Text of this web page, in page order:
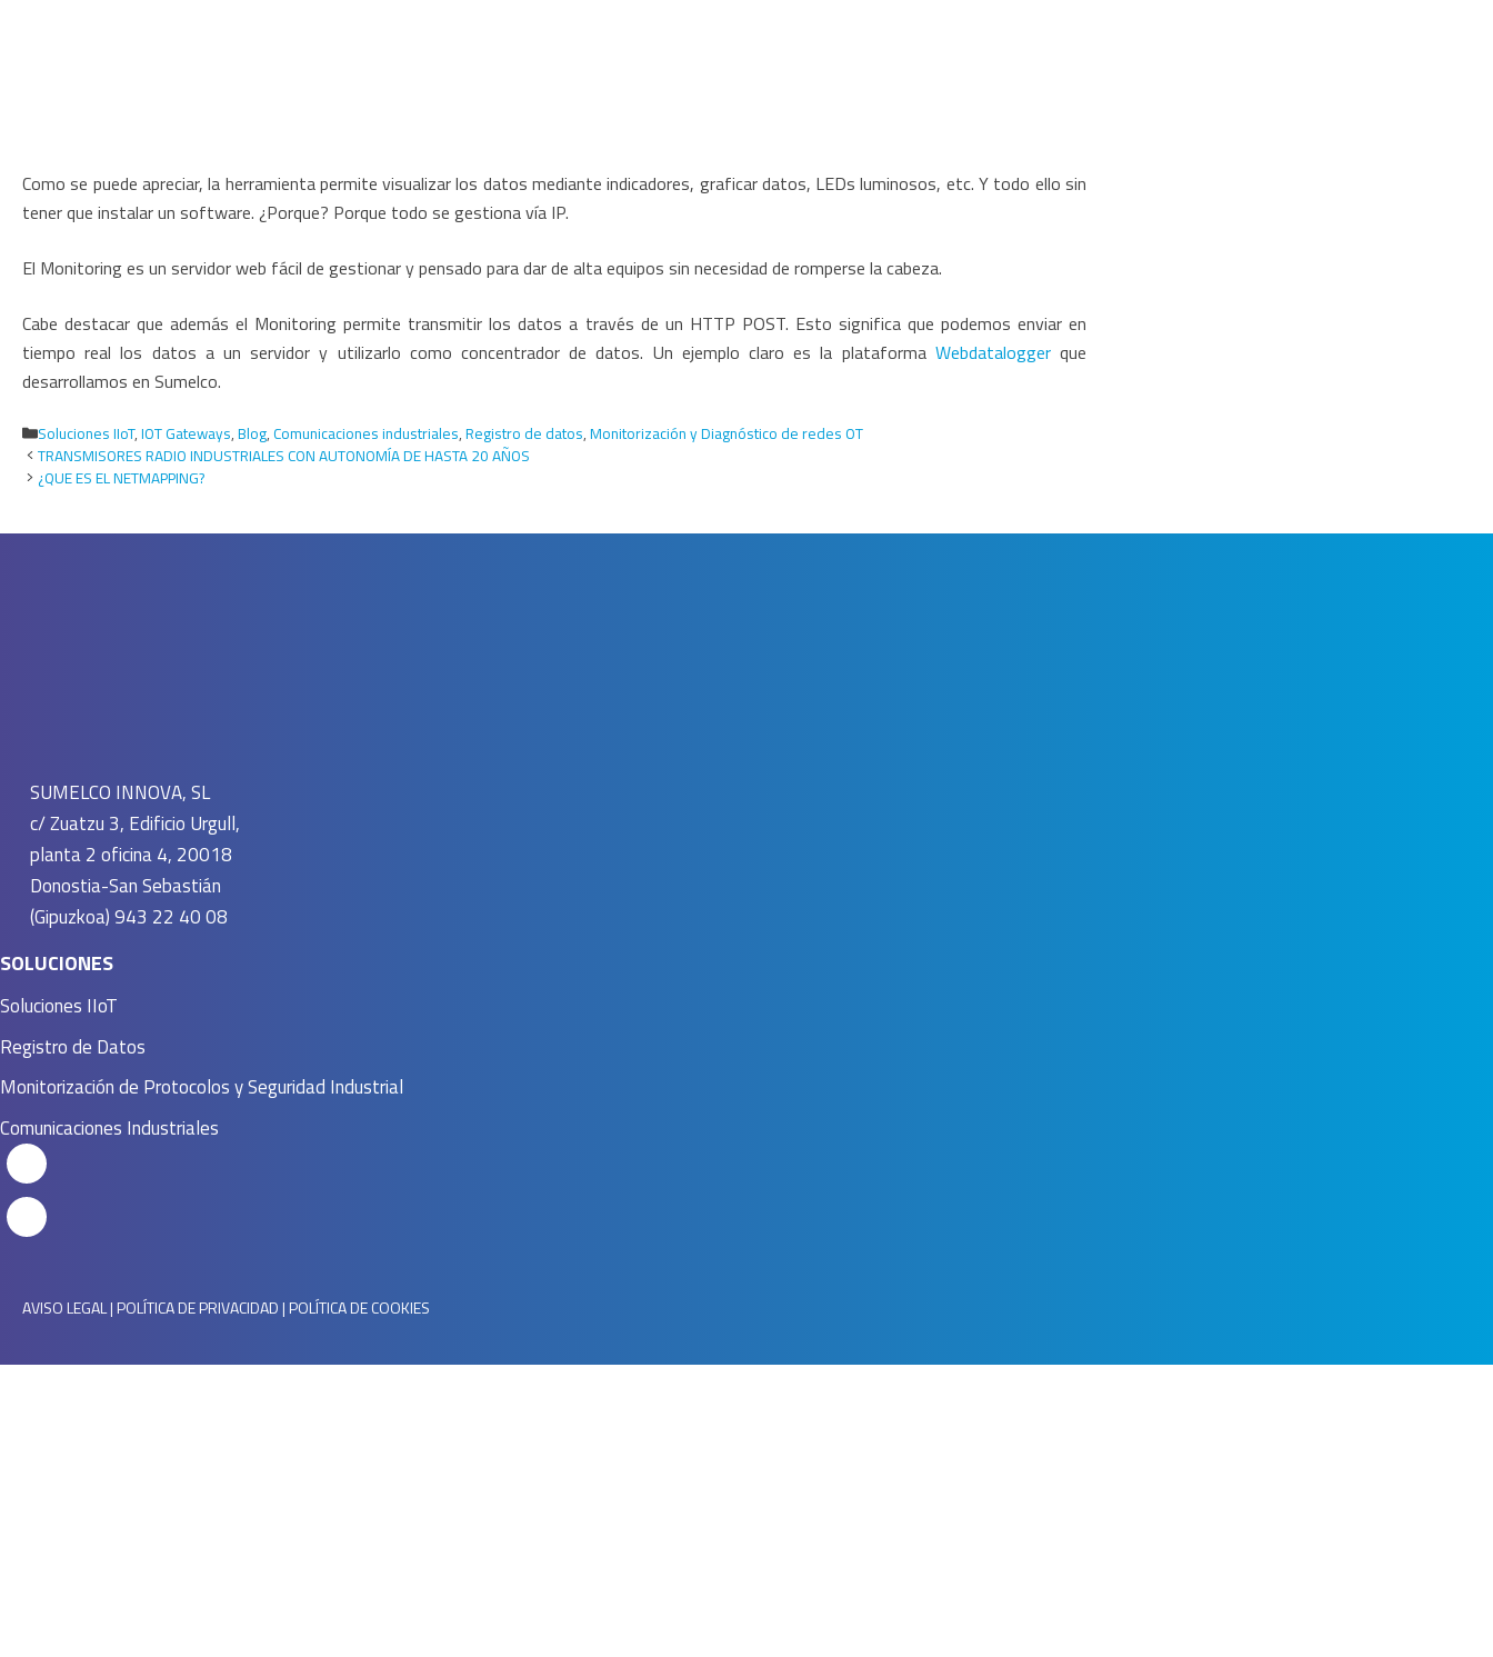
Como se puede apreciar, la herramienta permite visualizar los datos mediante indicadores, graficar datos, LEDs luminosos, etc. Y todo ello sin
tener que instalar un software. ¿Porque? Porque todo se gestiona vía IP.
El Monitoring es un servidor web fácil de gestionar y pensado para dar de alta equipos sin necesidad de romperse la cabeza.
Cabe destacar que además el Monitoring permite transmitir los datos a través de un HTTP POST. Esto significa que podemos enviar en
tiempo real los datos a un servidor y utilizarlo como concentrador de datos. Un ejemplo claro es la plataforma Webdataloggerque
desarrollamos en Sumelco.
Categorías
Soluciones IIoT, IOT Gateways, Blog, Comunicaciones industriales, Registro de datos, Monitorización y Diagnóstico de redes OT
TRANSMISORES RADIO INDUSTRIALES CON AUTONOMÍA DE HASTA 20 AÑOS
¿QUE ES EL NETMAPPING?
SUMELCO INNOVA, SL
c/ Zuatzu 3, Edificio Urgull,
planta 2 oficina 4, 20018
Donostia-San Sebastián
(Gipuzkoa) 943 22 40 08
SOLUCIONES
Soluciones IIoT
Registro de Datos
Monitorización de Protocolos y Seguridad Industrial
Comunicaciones Industriales
AVISO LEGAL| POLÍTICA DE PRIVACIDAD|POLÍTICA DE COOKIES